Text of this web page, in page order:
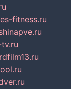
fitness.ru